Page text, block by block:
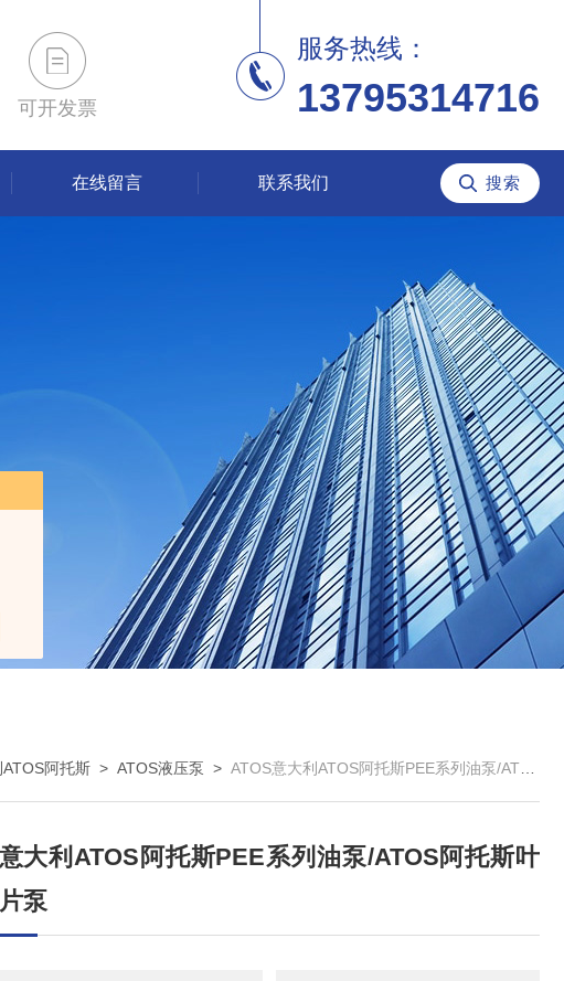
可开发票
服务热线：
13795314716
在线留言 联系我们
阿托斯 >ATOS液压泵 >ATOS意大利ATOS阿托斯PEE系列油泵/ATOS阿托斯叶片泵
意大利ATOS阿托斯PEE系列油泵/ATOS阿托斯叶
片泵